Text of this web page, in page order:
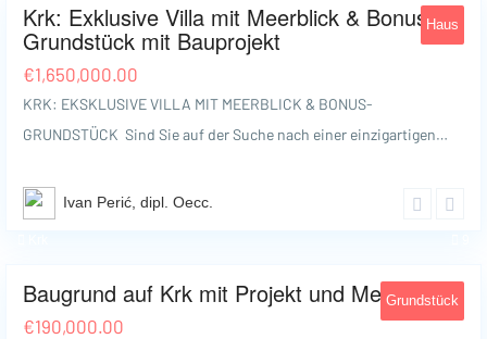
Haus
Krk: Exklusive Villa mit Meerblick & Bonus-
Grundstück mit Bauprojekt
€1,650,000.00
KRK: EKSKLUSIVE VILLA MIT MEERBLICK & BONUS-
GRUNDSTÜCK Sind Sie auf der Suche nach einer einzigartigen…
Ivan Perić, dipl. Oecc.
Grundstück
Baugrund auf Krk mit Projekt und Meerblick
€190,000.00